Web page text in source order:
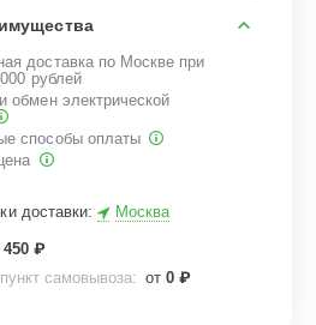
доставка по Москве при
рублей
обмен электрической
способы оплаты
доставки: Москва
450 ₽
самовывоза: от 0 ₽